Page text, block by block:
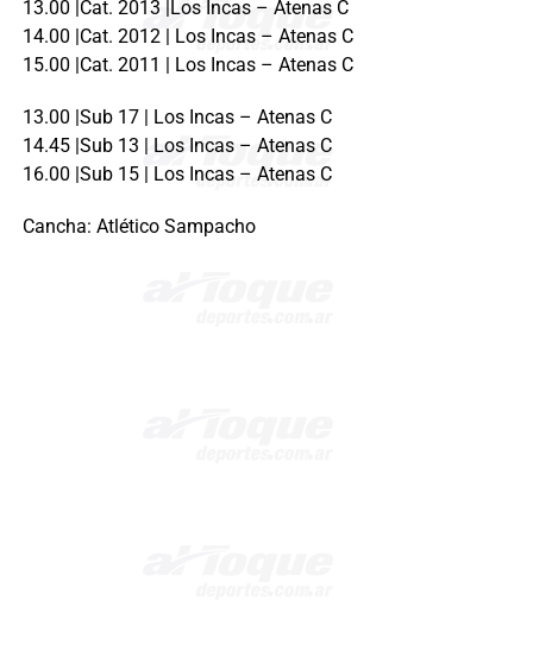
13.00 |Cat. 2013 |Los Incas – Atenas C
14.00 |Cat. 2012 | Los Incas – Atenas C
15.00 |Cat. 2011 | Los Incas – Atenas C
13.00 |Sub 17 | Los Incas – Atenas C
14.45 |Sub 13 | Los Incas – Atenas C
16.00 |Sub 15 | Los Incas – Atenas C
Cancha: Atlético Sampacho